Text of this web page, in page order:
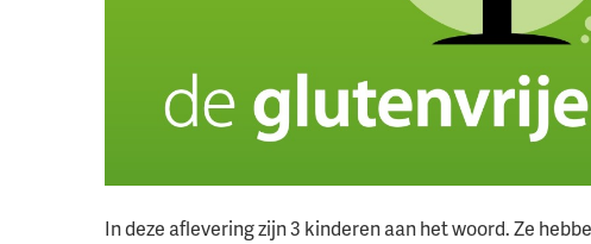
In deze aflevering zijn 3 kinderen aan het woord. Ze